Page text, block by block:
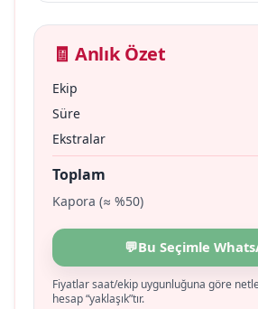
🧾 Anlık Özet
Ekip
Süre
Ekstralar
Toplam
Kapora (≈ %50)
💬Bu Seçimle
Fiyatlar saat/ekip uygunluğuna göre
hesap “yaklaşık”tır.